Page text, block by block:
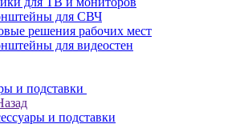
для СВЧ
решения рабочих мест
для видеостен
и подставки
и подставки